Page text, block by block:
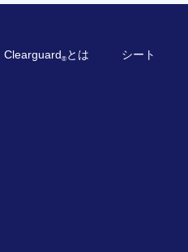
Clearguard®とは シート